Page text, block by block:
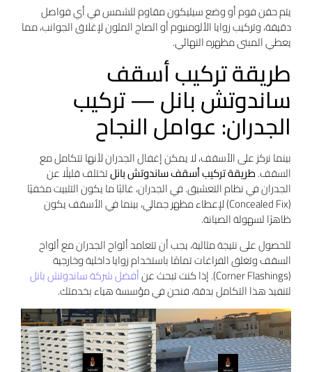
يتم حقن فوم أو وضع سيليكون مقاوم للشمس في أي فواصل
دقيقة، وتركيب زوايا الألومنيوم أو الصاج الملون لإغلاق الجوانب، مما
يعطي المبنى مظهره النهائي.
طريقة تركيب أسقف
ساندوتش بانل — تركيب
الجدران: عوامل النجاح
بينما نركز على الأسقف، لا يمكن إغفال الجدران لأنها تتكامل مع
السقف.طريقة تركيب أسقف ساندوتش بانلتختلف قليلًا عن
الجدران في نظام التعشيق. في الجدران، غالبًا ما يكون التثبيت مخفيًا
(Concealed Fix) لإعطاء مظهر جمالي، بينما في الأسقف يكون
ظاهرًا لسهولة الصيانة.
للحصول على نتيجة مثالية، يجب أن تتعامد ألواح الجدران مع ألواح
السقف وتغلق الفراغات تمامًا باستخدام زوايا داخلية وخارجية
(Corner Flashings). إذا كنت تبحث عن أفضل شركة ساندوتش بانل
لتنفيذ هذا التكامل بدقة، فنحن في مؤسسة هياء بخدمتك.